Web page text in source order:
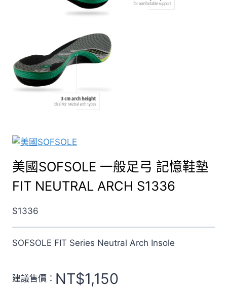
美國SOFSOLE 一般足弓 記憶鞋墊
FIT NEUTRAL ARCH S1336
S1336
SOFSOLE FIT Series Neutral Arch Insole
建議售價： NT$1,150